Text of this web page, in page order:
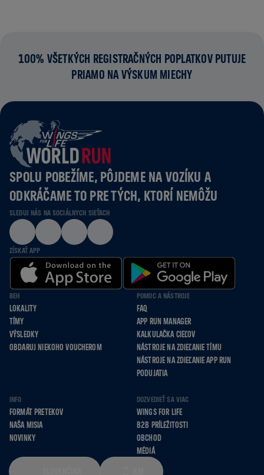
100% VŠETKÝCH REGISTRAČNÝCH POPLATKOV PUTUJE
PRIAMO NA VÝSKUM MIECHY
SPOLU POBEŽÍME, PÔJDEME NA VOZÍKU A
ODKRÁČAME TO PRE TÝCH, KTORÍ NEMÔŽU
SLEDUJ NÁS NA SOCIÁLNYCH SIEŤACH
ZÍSKAŤ APP
BEH
LOKALITY
TÍMY
VÝSLEDKY
OBDARUJ NIEKOHO VOUCHEROM
POMOC A NÁSTROJE
FAQ
APP RUN MANAGER
KALKULAČKA CIEĽOV
NÁSTROJE NA ZDIEĽANIE TÍMU
NÁSTROJE NA ZDIEĽANIE APP RUN
PODUJATIA
INFO
FORMÁT PRETEKOV
NAŠA MISIA
NOVINKY
DOZVEDIEŤ SA VIAC
WINGS FOR LIFE
B2B PRÍLEŽITOSTI
OBCHOD
MÉDIÁ